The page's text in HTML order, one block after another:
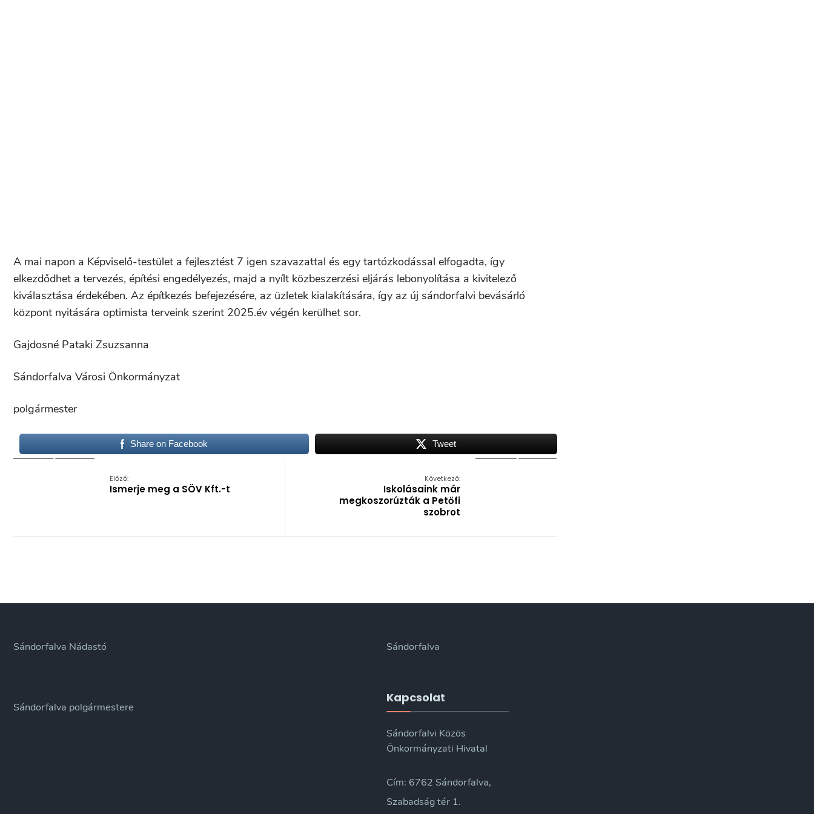
A mai napon a Képviselő-testület a fejlesztést 7 igen szavazattal és egy tartózkodással elfogadta, így
elkezdődhet a tervezés, építési engedélyezés, majd a nyílt közbeszerzési eljárás lebonyolítása a kivitelező
kiválasztása érdekében. Az építkezés befejezésére, az üzletek kialakítására, így az új sándorfalvi bevásárló
központ nyitására optimista terveink szerint 2025.év végén kerülhet sor.
Gajdosné Pataki Zsuzsanna
Sándorfalva Városi Önkormányzat
polgármester
Share on Facebook Tweet
Előző:
Ismerje meg a SÖV Kft.-t
Következő:
Iskolásaink már
megkoszorúzták a Petőfi
szobrot
Sándorfalva Nádastó
Sándorfalva polgármestere
Sándorfalva
Kapcsolat
Sándorfalvi Közös
Önkormányzati Hivatal
Cím: 6762 Sándorfalva,
Szabadság tér 1.